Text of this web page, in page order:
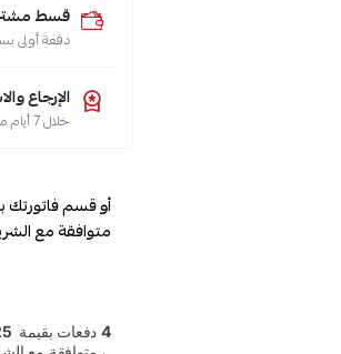
قسط
دفعة أولى
الإرجاع
خلال 7 أيام من تاريخ الاستلام، هو حقك تضمنه، حسب سياسة الاسترجاع
أو قسم فاتورتك
متوافقة مع